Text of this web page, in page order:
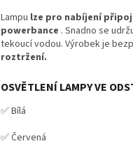
Lampu lze pro nabíjení
powerbance . Snadno se
tekoucí vodou. Výrobek je
roztržení.
OSVĚTLENÍ LAMPY VE
✅ Bílá
✅ Červená